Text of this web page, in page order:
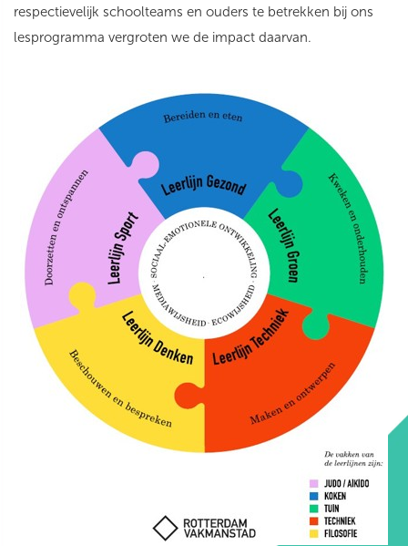
respectievelijk schoolteams en ouders te betrekken bij ons
lesprogramma vergroten we de impact daarvan.